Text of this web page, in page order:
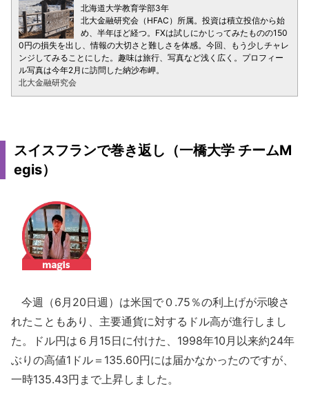
北海道大学教育学部3年
北大金融研究会（HFAC）所属。投資は積立投信から始
め、半年ほど経つ。FXは試しにかじってみたものの150
0円の損失を出し、情報の大切さと難しさを体感。今回、もう少しチャレ
ンジしてみることにした。趣味は旅行、写真など浅く広く。プロフィー
ル写真は今年2月に訪問した納沙布岬。
北大金融研究会
スイスフランで巻き返し（一橋大学 チームM
egis）
今週（6月20日週）は米国で０.75％の利上げが示唆さ
れたこともあり、主要通貨に対するドル高が進行しまし
た。ドル円は６月15日に付けた、1998年10月以来約24年
ぶりの高値1ドル＝135.60円には届かなかったのですが、
一時135.43円まで上昇しました。